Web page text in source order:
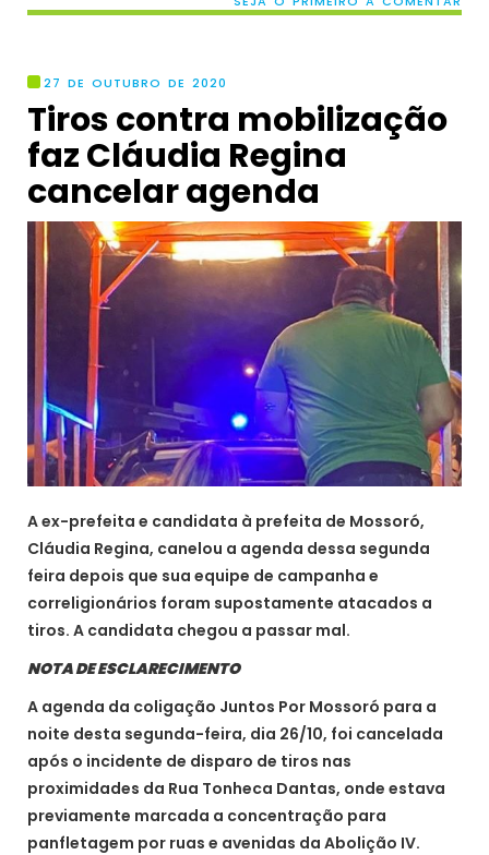
27 DE OUTUBRO DE 2020
Tiros contra mobilização
faz Cláudia Regina
cancelar agenda
A ex-prefeita e candidata à prefeita de Mossoró,
Cláudia Regina, canelou a agenda dessa segunda
feira depois que sua equipe de campanha e
correligionários foram supostamente atacados a
tiros. A candidata chegou a passar mal.
NOTA DE ESCLARECIMENTO
A agenda da coligação Juntos Por Mossoró para a
noite desta segunda-feira, dia 26/10, foi cancelada
após o incidente de disparo de tiros nas
proximidades da Rua Tonheca Dantas, onde estava
previamente marcada a concentração para
panfletagem por ruas e avenidas da Abolição IV.